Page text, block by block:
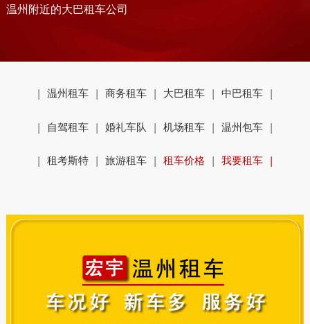
温州附近的大巴租车公司
| 温州租车| 商务租车| 大巴租车| 中巴租车|
| 自驾租车| 婚礼车队 | 机场租车| 温州包车|
| 租考斯特| 旅游租车| 租车价格 | 我要租车 |